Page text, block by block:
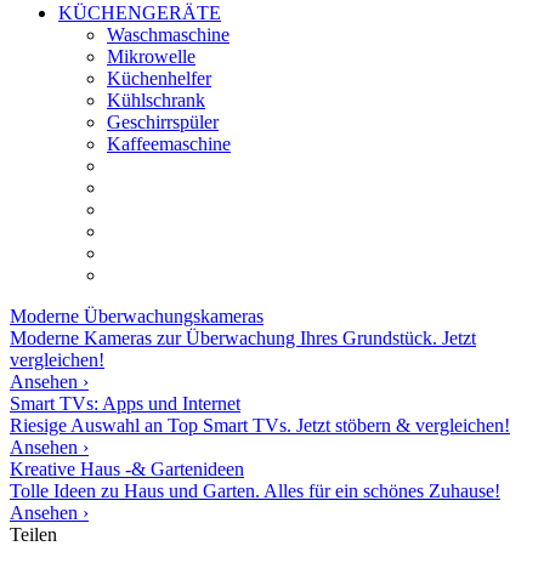
KÜCHENGERÄTE
Waschmaschine
Mikrowelle
Küchenhelfer
Kühlschrank
Geschirrspüler
Kaffeemaschine
Moderne Überwachungskameras
Moderne Kameras zur Überwachung Ihres Grundstück. Jetzt
vergleichen!
Ansehen ›
Smart TVs: Apps und Internet
Riesige Auswahl an Top Smart TVs. Jetzt stöbern & vergleichen!
Ansehen ›
Kreative Haus -& Gartenideen
Tolle Ideen zu Haus und Garten. Alles für ein schönes Zuhause!
Ansehen ›
Teilen